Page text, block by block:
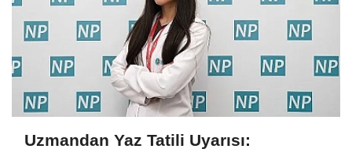
Uzmandan Yaz Tatili Uyarısı: